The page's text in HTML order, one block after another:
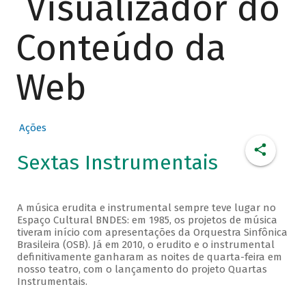
Conteúdo da
Web
Ações
Sextas Instrumentais
A música erudita e instrumental sempre teve lugar no
Espaço Cultural BNDES: em 1985, os projetos de música
tiveram início com apresentações da Orquestra Sinfônica
Brasileira (OSB). Já em 2010, o erudito e o instrumental
definitivamente ganharam as noites de quarta-feira em
nosso teatro, com o lançamento do projeto Quartas
Instrumentais.